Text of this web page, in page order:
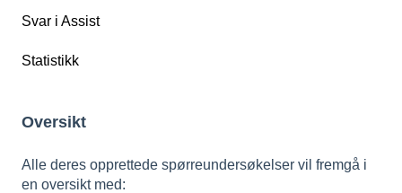
Svar i Assist
Statistikk
Oversikt
Alle deres opprettede spørreundersøkelser vil fremgå i
en oversikt med: